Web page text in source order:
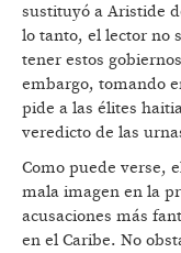
sustituyó a Aristide
lo tanto, el lector no
tener estos
embargo, tomando
pide a las élites
veredicto de las
Como puede verse,
mala imagen en la
acusaciones más
en el Caribe. No